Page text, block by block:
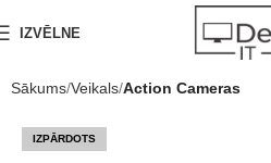
IZVĒLNE
Sākums Veikals Action Cameras
IZPĀRDOTS